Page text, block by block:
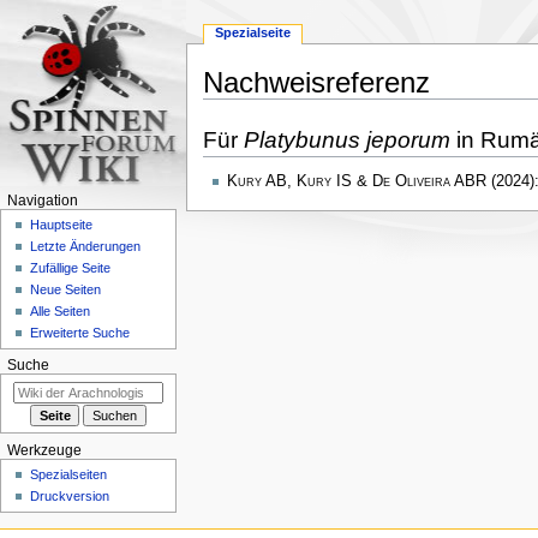
Nachweisreferenz
Navigation
springen
Suche
springen
Für Platybunus jeporum in
Kury AB, Kury IS & De Oliveira ABR
Spezialseite
Navigation
Hauptseite
Letzte Änderungen
Zufällige Seite
Neue Seiten
Alle Seiten
Erweiterte Suche
Suche
Werkzeuge
Spezialseiten
Druckversion